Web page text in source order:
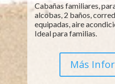
Cabañas familiares,
alcobas, 2 baños,
equipadas, aire
Ideal para familias.
Más